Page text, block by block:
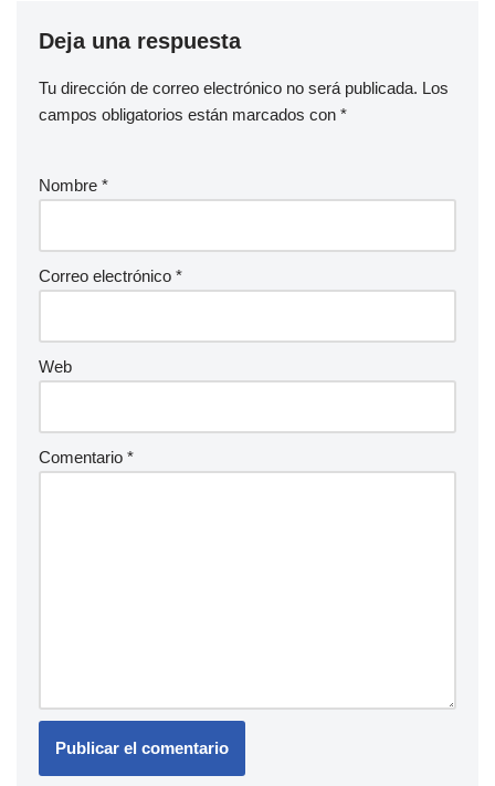
Deja una respuesta
Tu dirección de correo electrónico no será publicada. Los
campos obligatorios están marcados con *
Nombre *
Correo electrónico *
Web
Comentario *